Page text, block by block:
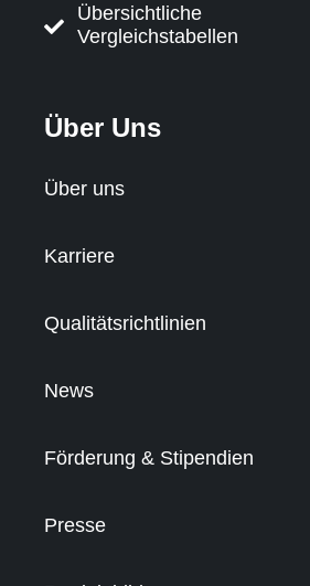
Übersichtliche
Vergleichstabellen
Über Uns
Über uns
Karriere
Qualitätsrichtlinien
News
Förderung & Stipendien
Presse